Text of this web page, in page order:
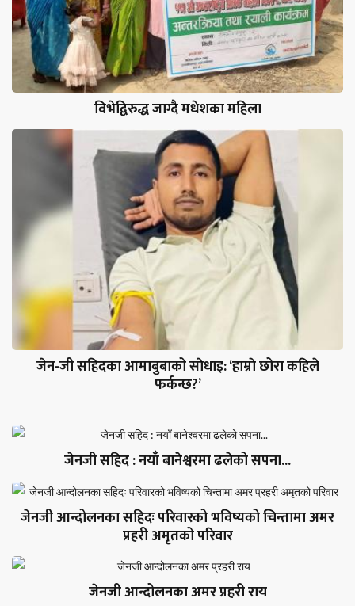
विभेद्विरुद्ध जाग्दै मधेशका महिला
जेन-जी सहिदका आमाबुबाको साेधाइ: ‘हाम्राे छोरा कहिले
फर्कन्छ?’
जेनजी सहिद : नयाँ बानेश्वरमा ढलेको सपना...
जेनजी आन्दोलनका सहिदः परिवारको भविष्यको चिन्तामा अमर
प्रहरी अमृतको परिवार
जेनजी आन्दोलनका अमर प्रहरी राय